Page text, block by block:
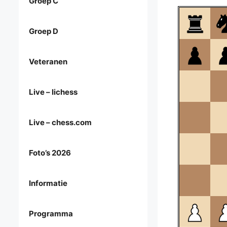
Groep D
Veteranen
Live – lichess
Live – chess.com
Foto’s 2026
Informatie
Programma